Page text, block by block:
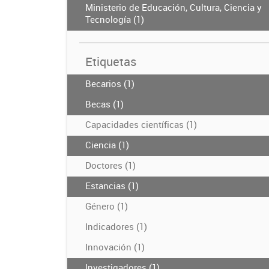
Ministerio de Educación, Cultura, Ciencia y
Tecnología (1)
Etiquetas
Becarios (1)
Becas (1)
Capacidades científicas (1)
Ciencia (1)
Doctores (1)
Estancias (1)
Género (1)
Indicadores (1)
Innovación (1)